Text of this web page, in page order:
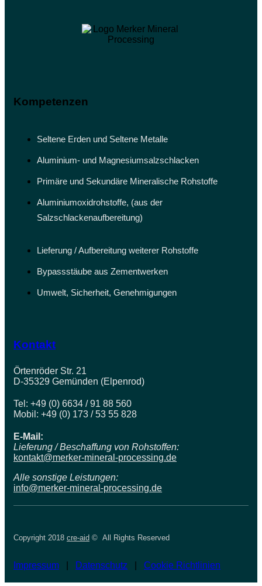
Kompetenzen
Seltene Erden und Seltene Metalle
Aluminium- und Magnesiumsalzschlacken
Primäre und Sekundäre Mineralische Rohstoffe
Aluminiumoxidrohstoffe, (aus der
Salzschlackenaufbereitung)
Lieferung / Aufbereitung weiterer Rohstoffe
Bypassstäube aus Zementwerken
Umwelt, Sicherheit, Genehmigungen
Kontakt
Örtenröder Str. 21
D-35329 Gemünden (Elpenrod)
Tel: +49 (0) 6634 / 91 88 560
Mobil: +49 (0) 173 / 53 55 828
E-Mail:
Lieferung / Beschaffung von Rohstoffen:
kontakt@merker-mineral-processing.de
Alle sonstige Leistungen:
info@merker-mineral-processing.de
Copyright 2018 cre-aid © All Rights Reserved
Impressum Datenschutz Cookie Richtlinien